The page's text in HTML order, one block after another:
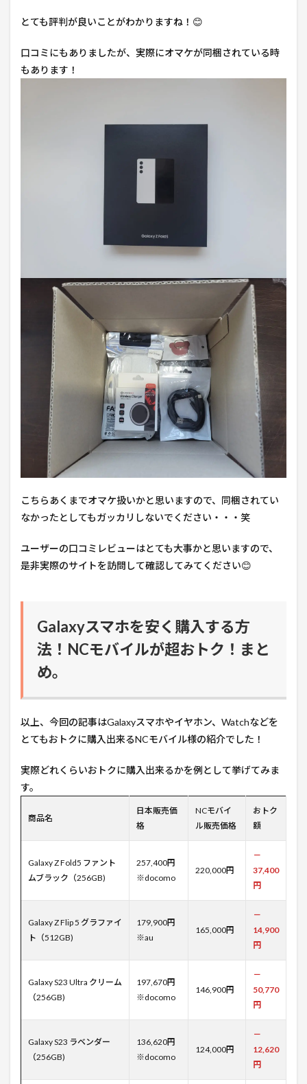
とても評判が良いことがわかりますね！😊
口コミにもありましたが、実際にオマケが同梱されている時
もあります！
こちらあくまでオマケ扱いかと思いますので、同梱されてい
なかったとしてもガッカリしないでください・・・笑
ユーザーの口コミレビューはとても大事かと思いますので、
是非実際のサイトを訪問して確認してみてください😊
Galaxyスマホを安く購入する方
法！NCモバイルが超おトク！まと
め。
以上、今回の記事はGalaxyスマホやイヤホン、Watchなどを
とてもおトクに購入出来るNCモバイル様の紹介でした！
実際どれくらいおトクに購入出来るかを例として挙げてみま
す。
商品名
日本販売価
格
NCモバイ
ル販売価格
おトク
額
Galaxy Z Fold5 ファント
ムブラック（256GB)
257,400円
※docomo
220,000円
－
37,400
円
Galaxy Z Flip 5 グラファイ
ト（512GB)
179,900円
※au
165,000円
－
14,900
円
Galaxy S23 Ultra クリーム
（256GB)
197,670円
※docomo
146,900円
－
50,770
円
Galaxy S23 ラベンダー
（256GB)
136,620円
※docomo
124,000円
－
12,620
円